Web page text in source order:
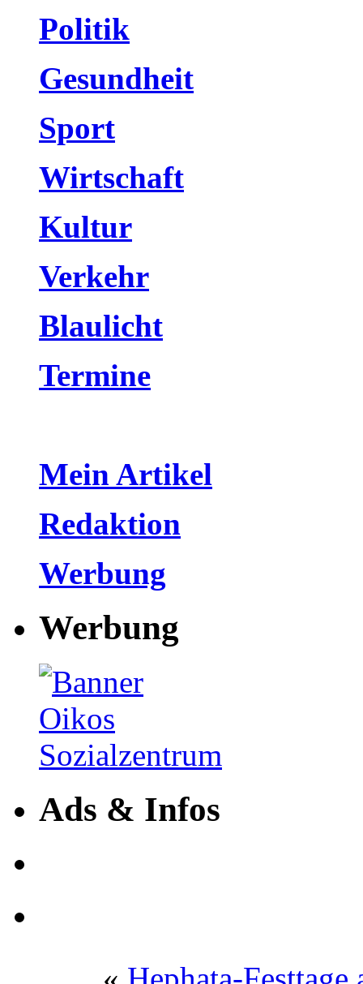
Politik
Gesundheit
Sport
Wirtschaft
Kultur
Verkehr
Blaulicht
Termine
Mein Artikel
Redaktion
Werbung
Werbung
Ads & Infos